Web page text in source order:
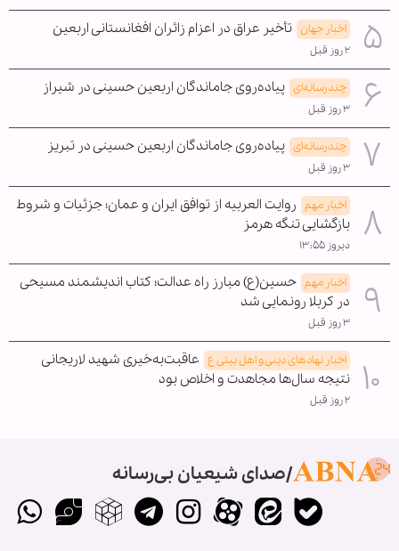
اخبار جهان تأخیر عراق در اعزام زائران افغانستانی اربعین
۲ روز قبل
چندرسانه‌ای پیاده‌روی جاماندگان اربعین حسینی در شیراز
۳ روز قبل
چندرسانه‌ای پیاده‌روی جاماندگان اربعین حسینی در تبریز
۳ روز قبل
اخبار مهم روایت العربیه از توافق ایران و عمان؛ جزئیات و شروط
بازگشایی تنگه هرمز
دیروز ۱۳:۵۵
اخبار مهم حسین(ع) مبارز راه عدالت؛ کتاب اندیشمند مسیحی
در کربلا رونمایی شد
۳ روز قبل
اخبار نهادهای دینی و اهل بیتی ع عاقبت‌به‌خیری شهید لاریجانی
نتیجه سال‌ها مجاهدت و اخلاص بود
۲ روز قبل
صدای شیعیان بی‌رسانه